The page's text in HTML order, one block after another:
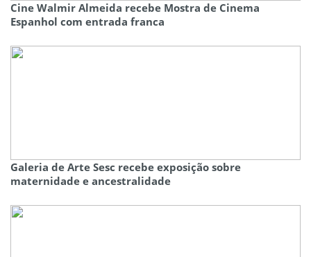
Cine Walmir Almeida recebe Mostra de Cinema
Espanhol com entrada franca
Galeria de Arte Sesc recebe exposição sobre
maternidade e ancestralidade